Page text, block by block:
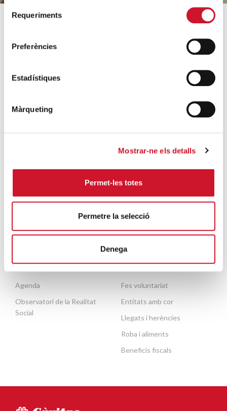
Selecció
Requeriments
Preferències
Estadístiques
Màrqueting
Mostrar-ne els detalls
Permet-les totes
Permetre la selecció
Denega
Orientacions estratègiques
Entitats col·laboradores
Acollida i acompanyament
Sense llar i habitatge
bàsiques
Mobilitat humana
Persones grans
Necessites ajuda?
Agenda
Observatori de la Realitat
Social
COL·LABORA
Fes voluntariat
Entitats amb cor
Llegats i herències
Roba i aliments
Beneficis fiscals